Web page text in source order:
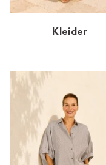
Dornbirn
Dortmund-Hombruch
Essen
HH-AEZ
HH-EEZ
HH-Eppendorf
Kleider